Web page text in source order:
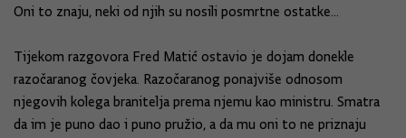
Oni to znaju, neki od njih su nosili posmrtne ostatke...
Tijekom razgovora Fred Matić ostavio je dojam donekle
razočaranog čovjeka. Razočaranog ponajviše odnosom
njegovih kolega branitelja prema njemu kao ministru. Smatra
da im je puno dao i puno pružio, a da mu oni to ne priznaju